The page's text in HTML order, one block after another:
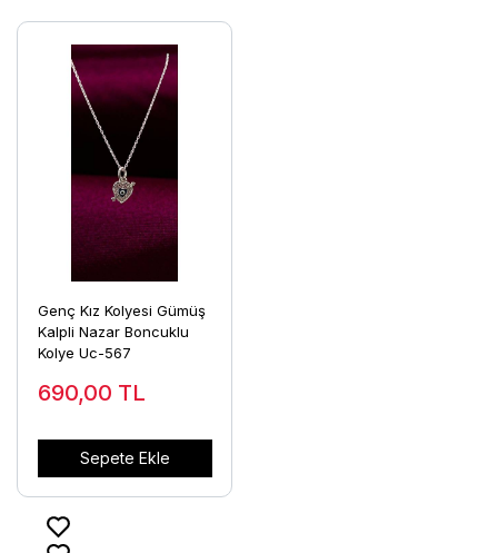
Genç Kız Kolyesi Gümüş
Kalpli Nazar Boncuklu
Kolye Uc-567
690,00 TL
Sepete Ekle